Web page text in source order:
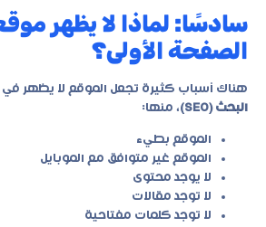
سادسًا: لماذا لا يظهر
الصفحة الأولى؟
هناك أسباب كثيرة تجعل الموقع لا يظهر في
البحث (SEO)
، منها:
الموقع بطيء
الموقع غير متوافق مع الموبايل
لا يوجد محتوى
لا توجد مقالات
لا توجد كلمات مفتاحية